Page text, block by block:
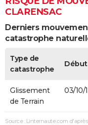
CLARENSAC
Derniers
catastrophe
Type de
catastrophe
Début
Glissement
de Terrain
03/10/
Source : Linternaute.com